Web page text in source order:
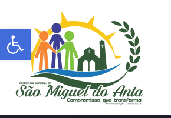
Barra de Ferramentas Aberta
o
conteúdo